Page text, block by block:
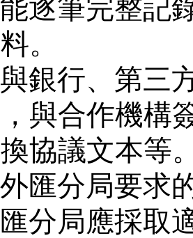
能逐筆完整記
。
與銀行、第三
與合作機構
協議文本等
外匯分局要求
分局應採取